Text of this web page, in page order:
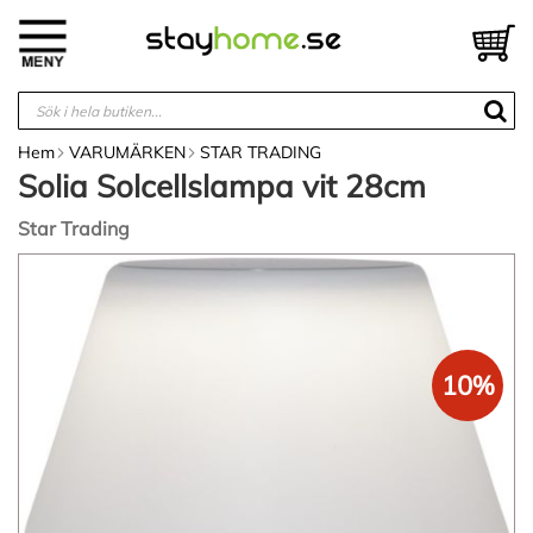
innehållet
Hem VARUMÄRKEN STAR TRADING
Solia Solcellslampa vit 28cm
Star Trading
bildgalleriet
10%